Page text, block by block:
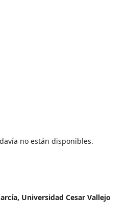
no están disponibles.
Universidad Cesar Vallejo